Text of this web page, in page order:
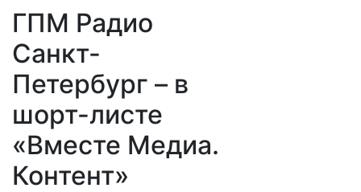
ГПМ Радио
Санкт-
Петербург – в
шорт-листе
«Вместе Медиа.
Контент»